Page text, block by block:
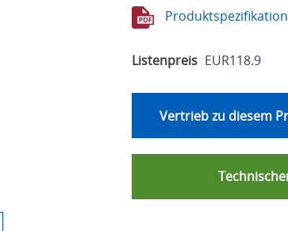
Listenpreis EUR118.9
Vertrieb zu diesem